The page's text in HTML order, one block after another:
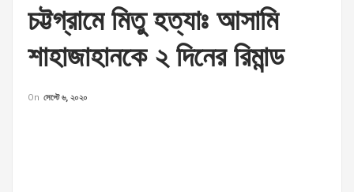
চট্টগ্রামে মিতু হত্যাঃ আসামি
শাহাজাহানকে ২ দিনের রিমান্ড
On সেপ্টে ৬, ২০২০